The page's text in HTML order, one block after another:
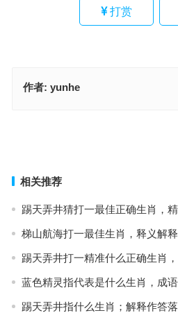
打赏
作者: yunhe
相关推荐
踢天弄井猜打一最佳正确生肖，
梯山航海打一最佳生肖，释义解
踢天弄井打一精准什么正确生肖
蓝色精灵指代表是什么生肖，成
踢天弄井指什么生肖；解释作答